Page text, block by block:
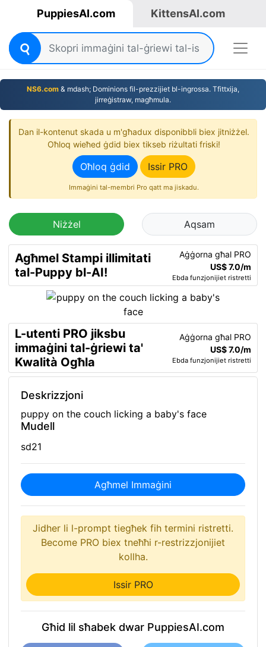
PuppiesAI.com KittensAI.com
NS6.com & mdash; Dominions fil-prezzijiet bl-ingrossa. Tfittxija,
jirreġistraw, magħmula.
Dan il-kontenut skada u m'għadux disponibbli biex jitniżżel.
Oħloq wieħed ġdid biex tikseb riżultati friski!
Oħloq ġdid Issir PRO
Immaġini tal-membri Pro qatt ma jiskadu.
Niżżel Aqsam
Agħmel Stampi illimitati
tal-Puppy bl-AI!
Aġġorna għal PRO
US$ 7.0/m
Ebda funzjonijiet ristretti
L-utenti PRO jiksbu
immaġini tal-ġriewi ta'
Kwalità Ogħla
Aġġorna għal PRO
US$ 7.0/m
Ebda funzjonijiet ristretti
Deskrizzjoni
puppy on the couch licking a baby's face
Mudell
sd21
Agħmel Immaġini
Jidher li l-prompt tiegħek fih termini ristretti.
Become PRO biex tneħħi r-restrizzjonijiet
kollha.
Issir PRO
Għid lil sħabek dwar PuppiesAI.com